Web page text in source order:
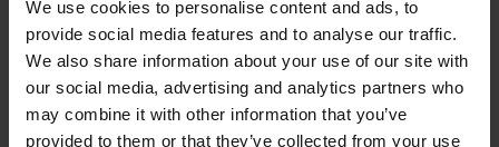
We use cookies to personalise content and ads, to
provide social media features and to analyse our traffic.
We also share information about your use of our site with
our social media, advertising and analytics partners who
may combine it with other information that you’ve
provided to them or that they’ve collected from your use
Spirit 400-900S